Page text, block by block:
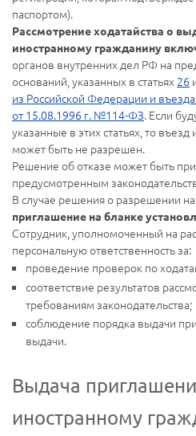
паспортом).
Рассмотрение ходатайства о
иностранному гражданину
органов внутренних дел РФ на
оснований, указанных в статьях 26
из Российской Федерации и
от 15.08.1996 г. №114-ФЗ. Если
указанные в этих статьях, то
может быть не разрешен.
Решение об отказе может быть
предусмотренным
В случае решения о разрешении
приглашение на бланке
Сотрудник, уполномоченный на
персональную ответственность за:
проведение проверок по
соответствие результатов
требованиям законодательства;
соблюдение порядка выдачи
выдачи.
Выдача
иностранному